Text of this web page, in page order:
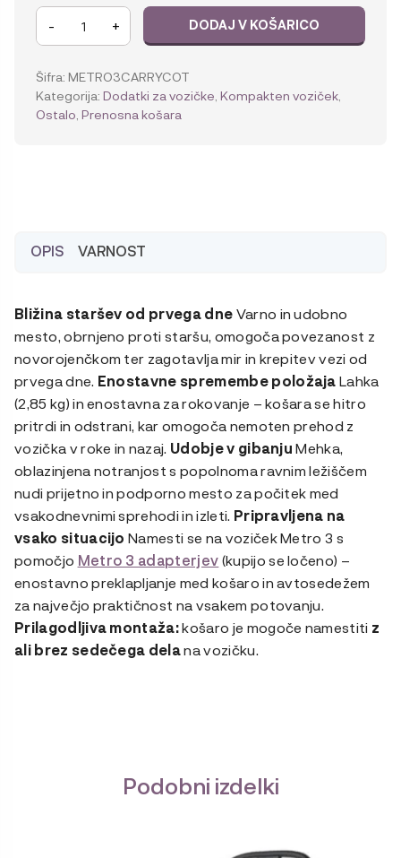
Ergobaby
Metro
košara
za
novorojenčka
- + DODAJ V KOŠARICO
Šifra: METRO3CARRYCOT
Kategorija: Dodatki za vozičke Kompakten voziček
Ostalo Prenosna košara
OPIS VARNOST
Bližina staršev od prvega dneVarno in udobno
mesto, obrnjeno proti staršu, omogoča povezanost z
novorojenčkom ter zagotavlja mir in krepitev vezi od
prvega dne. Enostavne spremembe položajaLahka
(2,85 kg) in enostavna za rokovanje – košara se hitro
pritrdi in odstrani, kar omogoča nemoten prehod z
vozička v roke in nazaj. Udobje v gibanjuMehka,
oblazinjena notranjost s popolnoma ravnim ležiščem
nudi prijetno in podporno mesto za počitek med
vsakodnevnimi sprehodi in izleti. Pripravljena na
vsako situacijo Namesti se na voziček Metro 3 s
pomočjo Metro 3 adapterjev(kupijo se ločeno) –
enostavno preklapljanje med košaro in avtosedežem
za največjo praktičnost na vsakem potovanju.
Prilagodljiva montaža:košaro je mogoče namestiti z
ali brez sedečega delana vozičku.
Podobni izdelki